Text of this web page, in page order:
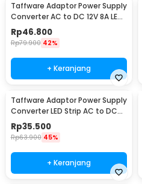
Taffware Adaptor Power Supply
Converter AC to DC 12V 8A LED
Strip - 1280
Rp46.800
Rp79.900 42%
+ Keranjang
Taffware Adaptor Power Supply
Converter LED Strip AC to DC
12V 4A - 1240
Rp35.500
Rp63.900 45%
+ Keranjang